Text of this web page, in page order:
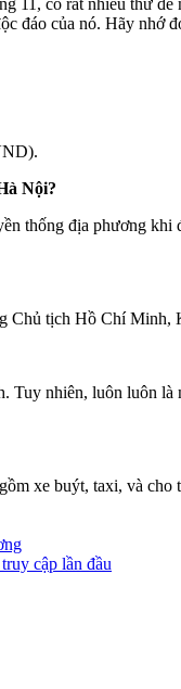
đáo của nó. Hãy
Nội?
thống địa phương
Chủ tịch Hồ Chí
nhiên, luôn luôn
xe buýt, taxi, và
cập lần đầu